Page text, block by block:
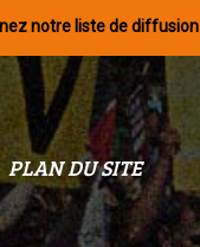
notre liste de diffusion
PLAN DU SITE